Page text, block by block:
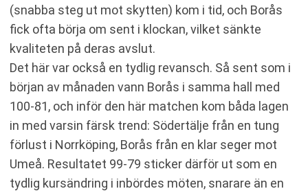
(snabba steg ut mot skytten) kom i tid, och Borås
fick ofta börja om sent i klockan, vilket sänkte
kvaliteten på deras avslut.
Det här var också en tydlig revansch. Så sent som i
början av månaden vann Borås i samma hall med
100-81, och inför den här matchen kom båda lagen
in med varsin färsk trend: Södertälje från en tung
förlust i Norrköping, Borås från en klar seger mot
Umeå. Resultatet 99-79 sticker därför ut som en
tydlig kursändring i inbördes möten, snarare än en